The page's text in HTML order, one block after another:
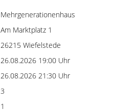
Mehrgenerationenhaus
Am Marktplatz 1
26215 Wiefelstede
26.08.2026 19:00 Uhr
26.08.2026 21:30 Uhr
3
1